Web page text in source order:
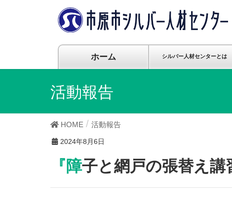
ホーム シルバー人材センターとは
活動報告
HOME 活動報告
2024年8月6日
『障子と網戸の張替え